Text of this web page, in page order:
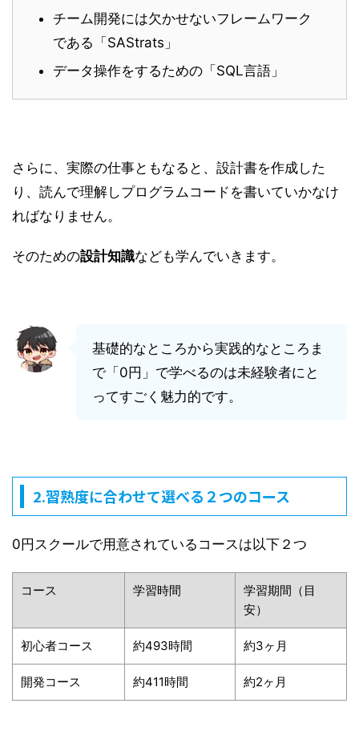
チーム開発には欠かせないフレームワーク
である「SAStrats」
データ操作をするための「SQL言語」
さらに、実際の仕事ともなると、設計書を作成した
り、読んで理解しプログラムコードを書いていかなけ
ればなりません。
そのための設計知識なども学んでいきます。
基礎的なところから実践的なところま
で「0円」で学べるのは未経験者にと
ってすごく魅力的です。
2.習熟度に合わせて選べる２つのコース
0円スクールで用意されているコースは以下２つ
コース 学習時間
学習期間（目
安）
初心者コース 約493時間 約3ヶ月
開発コース 約411時間 約2ヶ月